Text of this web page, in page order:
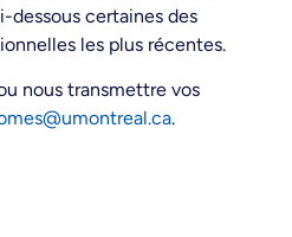
dessous certaines des
les plus récentes.
nous transmettre vos
.